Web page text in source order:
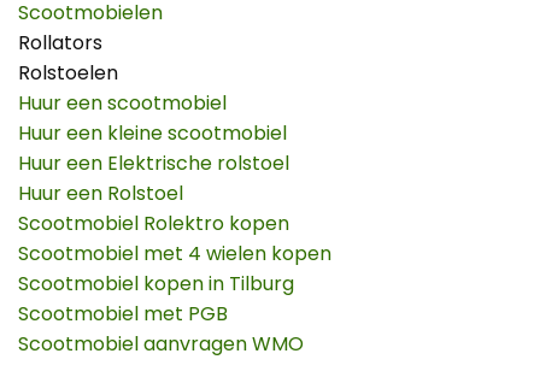
Scootmobielen
Rollators
Rolstoelen
Huur een scootmobiel
Huur een kleine scootmobiel
Huur een Elektrische rolstoel
Huur een Rolstoel
Scootmobiel Rolektro kopen
Scootmobiel met 4 wielen kopen
Scootmobiel kopen in Tilburg
Scootmobiel met PGB
Scootmobiel aanvragen WMO